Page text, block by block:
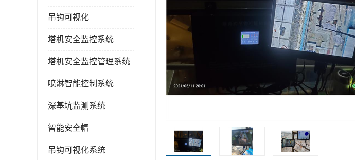
吊钩可视化
塔机安全监控系统
塔机安全监控管理系统
喷淋智能控制系统
深基坑监测系统
智能安全帽
吊钩可视化系统